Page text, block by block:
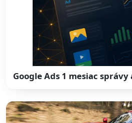
Google Ads 1 mesiac